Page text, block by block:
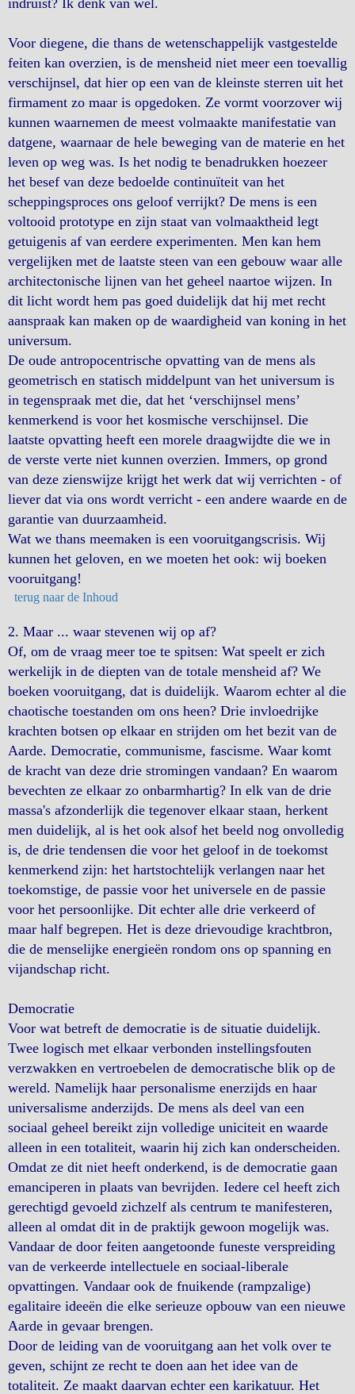
Voor diegene, die thans de wetenschappelijk vastgestelde
feiten kan overzien, is de mensheid niet meer een toevallig
verschijnsel, dat hier op een van de kleinste sterren uit het
firmament zo maar is opgedoken. Ze vormt voorzover wij
kunnen waarnemen de meest volmaakte manifestatie van
datgene, waarnaar de hele beweging van de materie en het
leven op weg was. Is het nodig te benadrukken hoezeer
het besef van deze bedoelde continuïteit van het
scheppingsproces ons geloof verrijkt? De mens is een
voltooid prototype en zijn staat van volmaaktheid legt
getuigenis af van eerdere experimenten. Men kan hem
vergelijken met de laatste steen van een gebouw waar alle
architectonische lijnen van het geheel naartoe wijzen. In
dit licht wordt hem pas goed duidelijk dat hij met recht
aanspraak kan maken op de waardigheid van koning in het
universum.
De oude antropocentrische opvatting van de mens als
geometrisch en statisch middelpunt van het universum is
in tegenspraak met die, dat het ‘verschijnsel mens’
kenmerkend is voor het kosmische verschijnsel. Die
laatste opvatting heeft een morele draagwijdte die we in
de verste verte niet kunnen overzien. Immers, op grond
van deze zienswijze krijgt het werk dat wij verrichten - of
liever dat via ons wordt verricht - een andere waarde en de
garantie van duurzaamheid.
Wat we thans meemaken is een vooruitgangscrisis. Wij
kunnen het geloven, en we moeten het ook: wij boeken
vooruitgang!
terug naar de Inhoud
2. Maar ... waar stevenen wij op af?
Of, om de vraag meer toe te spitsen: Wat speelt er zich
werkelijk in de diepten van de totale mensheid af? We
boeken vooruitgang, dat is duidelijk. Waarom echter al die
chaotische toestanden om ons heen? Drie invloedrijke
krachten botsen op elkaar en strijden om het bezit van de
Aarde. Democratie, communisme, fascisme. Waar komt
de kracht van deze drie stromingen vandaan? En waarom
bevechten ze elkaar zo onbarmhartig? In elk van de drie
massa's afzonderlijk die tegenover elkaar staan, herkent
men duidelijk, al is het ook alsof het beeld nog onvolledig
is, de drie tendensen die voor het geloof in de toekomst
kenmerkend zijn: het hartstochtelijk verlangen naar het
toekomstige, de passie voor het universele en de passie
voor het persoonlijke. Dit echter alle drie verkeerd of
maar half begrepen. Het is deze drievoudige krachtbron,
die de menselijke energieën rondom ons op spanning en
vijandschap richt.
Democratie
Voor wat betreft de democratie is de situatie duidelijk.
Twee logisch met elkaar verbonden instellingsfouten
verzwakken en vertroebelen de democratische blik op de
wereld. Namelijk haar personalisme enerzijds en haar
universalisme anderzijds. De mens als deel van een
sociaal geheel bereikt zijn volledige uniciteit en waarde
alleen in een totaliteit, waarin hij zich kan onderscheiden.
Omdat ze dit niet heeft onderkend, is de democratie gaan
emanciperen in plaats van bevrijden. Iedere cel heeft zich
gerechtigd gevoeld zichzelf als centrum te manifesteren,
alleen al omdat dit in de praktijk gewoon mogelijk was.
Vandaar de door feiten aangetoonde funeste verspreiding
van de verkeerde intellectuele en sociaal-liberale
opvattingen. Vandaar ook de fnuikende (rampzalige)
egalitaire ideeën die elke serieuze opbouw van een nieuwe
Aarde in gevaar brengen.
Door de leiding van de vooruitgang aan het volk over te
geven, schijnt ze recht te doen aan het idee van de
totaliteit. Ze maakt daarvan echter een karikatuur. Het